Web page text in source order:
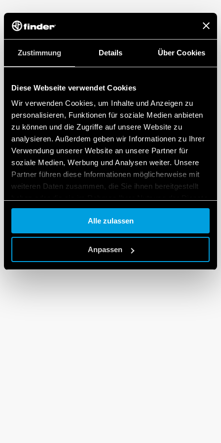
Zustimmung Details Über Cookies
Diese Webseite verwendet Cookies
Wir verwenden Cookies, um Inhalte und Anzeigen zu
personalisieren, Funktionen für soziale Medien anbieten
zu können und die Zugriffe auf unsere Website zu
analysieren. Außerdem geben wir Informationen zu Ihrer
Verwendung unserer Website an unsere Partner für
soziale Medien, Werbung und Analysen weiter. Unsere
Partner führen diese Informationen möglicherweise mit
weiteren Daten zusammen, die Sie ihnen bereitgestellt
gesammelt haben.
Cookie policy.
Alle zulassen
Anpassen